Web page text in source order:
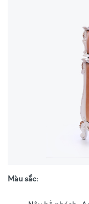
Màu sắc: